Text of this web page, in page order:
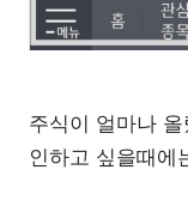
주식이 얼마나
인하고 싶을때에